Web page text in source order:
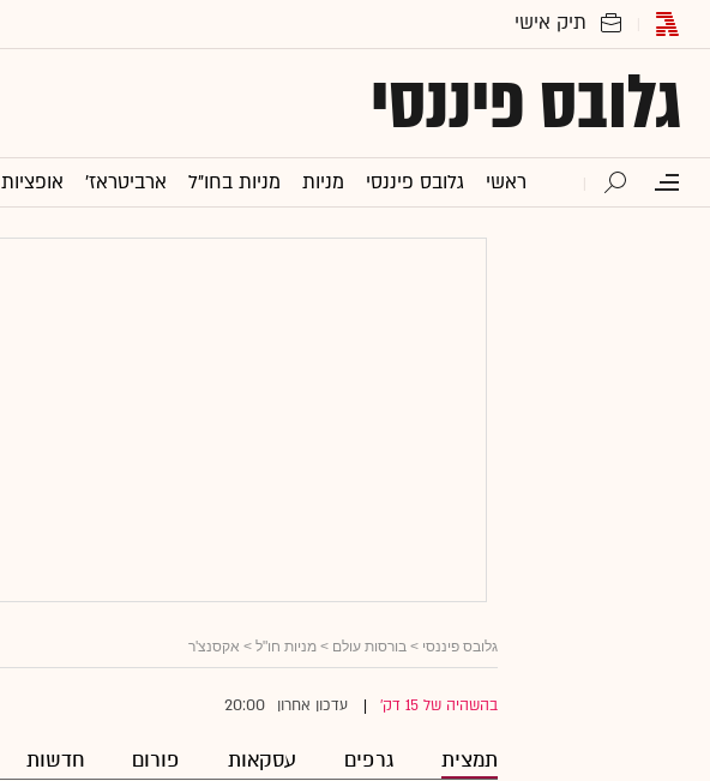
גלובס פיננסי
ראשי גלובס פיננסי מניות מניות בחו"ל ארביטראז' אופציות
גלובס פיננסי > בורסות עולם > מניות חו"ל > אקסנצ'ר
בהשהיה של 15 דק' עדכון אחרון 20:00
תמצית גרפים עסקאות פורום חדשות